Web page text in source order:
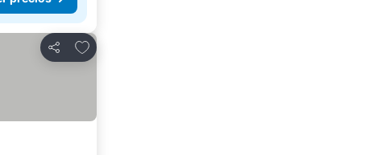
Compartir
Añadir a favoritos